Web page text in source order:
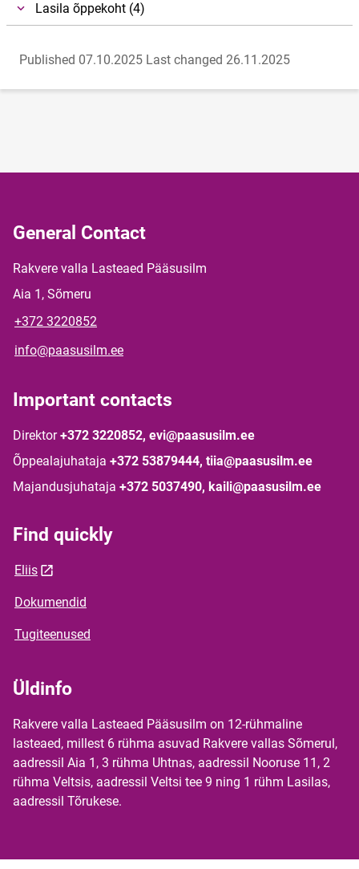
Lasila õppekoht (4)
Published 07.10.2025 Last changed 26.11.2025
General Contact
Rakvere valla Lasteaed Pääsusilm
Aia 1, Sõmeru
+372 3220852
info@paasusilm.ee
Important contacts
Direktor +372 3220852, evi@paasusilm.ee
Õppealajuhataja +372 53879444, tiia@paasusilm.ee
Majandusjuhataja +372 5037490, kaili@paasusilm.ee
Find quickly
Eliis
Dokumendid
Tugiteenused
Üldinfo
Rakvere valla Lasteaed Pääsusilm on 12-rühmaline
lasteaed, millest 6 rühma asuvad Rakvere vallas Sõmerul,
aadressil Aia 1, 3 rühma Uhtnas, aadressil Nooruse 11, 2
rühma Veltsis, aadressil Veltsi tee 9 ning 1 rühm Lasilas,
aadressil Tõrukese.